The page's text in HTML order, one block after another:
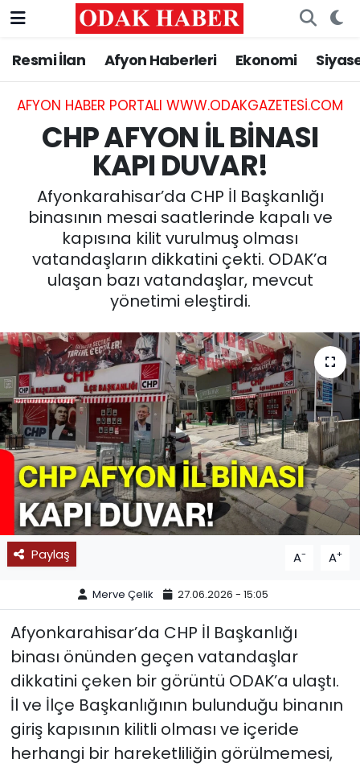
Resmi İlan Afyon Haberleri Ekonomi
AFYON HABER PORTALI WWW.ODAKGAZETESI.COM
CHP AFYON İL BİNASI
KAPI DUVAR!
Afyonkarahisar’da CHP İl Başkanlığı
binasının mesai saatlerinde kapalı ve
kapısına kilit vurulmuş olması
vatandaşların dikkatini çekti. ODAK’a
ulaşan bazı vatandaşlar, mevcut
yönetimi eleştirdi.
Paylaş A- A+
Merve Çelik 27.06.2026 - 15:05
Afyonkarahisar’da CHP İl Başkanlığı
binası önünden geçen vatandaşlar
dikkatini çeken bir görüntü ODAK’a ulaştı.
İl ve İlçe Başkanlığının bulunduğu binanın
giriş kapısının kilitli olması ve içeride
herhangi bir hareketliliğin görülmemesi,
AFYONKARAHİSAR HABERLERİ
Resmi İlan
ASAYİŞ
SİYASET
EĞİTİM
MAGAZİN
SAĞLIK
SPOR
11:11 MANŞET
Nöbetçi Eczaneler
Hava Durumu
Trafik Durumu
Süper Lig Puan Durumu ve Fikstür
Tüm Manşetler
Son Dakika Haberleri
Haber Arşivi